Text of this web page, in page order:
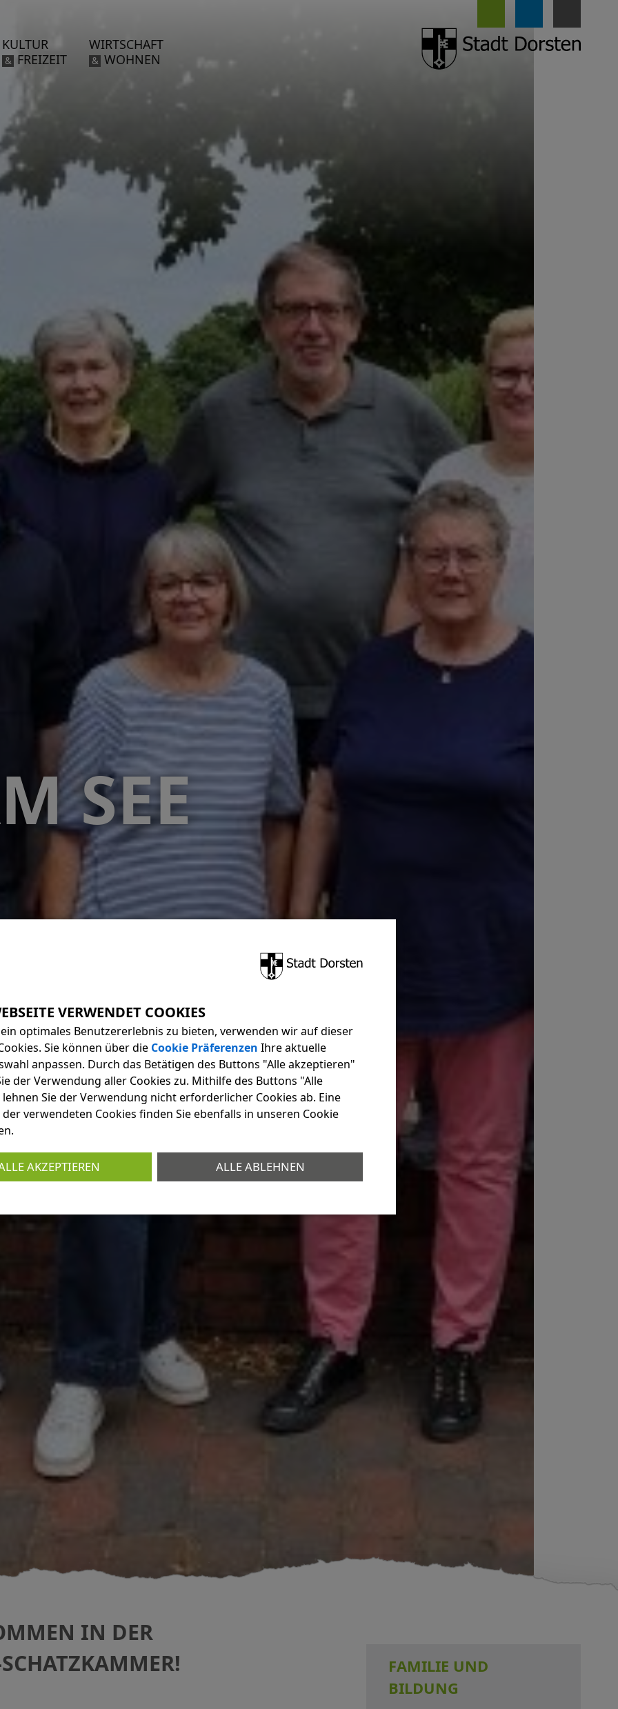
KULTUR
& FREIZEIT
WIRTSCHAFT
& WOHNEN
SEE
IN DER
FAMILIE UND
BILDUNG
optimales Benutzererlebnis zu bieten, verwenden wir auf dieser
Sie können über die Cookie Präferenzen Ihre aktuelle
anpassen. Durch das Betätigen des Buttons "Alle akzeptieren"
der Verwendung aller Cookies zu. Mithilfe des Buttons "Alle
Sie der Verwendung nicht erforderlicher Cookies ab. Eine
verwendeten Cookies finden Sie ebenfalls in unseren Cookie
AKZEPTIEREN ALLE ABLEHNEN